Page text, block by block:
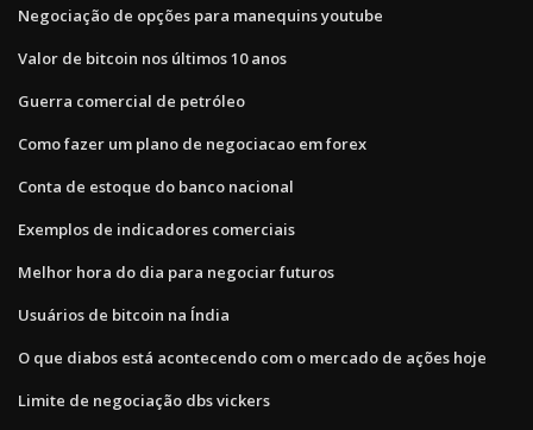
Negociação de opções para manequins youtube
Valor de bitcoin nos últimos 10 anos
Guerra comercial de petróleo
Como fazer um plano de negociacao em forex
Conta de estoque do banco nacional
Exemplos de indicadores comerciais
Melhor hora do dia para negociar futuros
Usuários de bitcoin na Índia
O que diabos está acontecendo com o mercado de ações hoje
Limite de negociação dbs vickers